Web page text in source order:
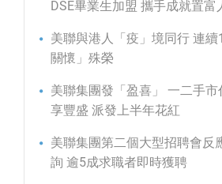
DSE畢業生加盟 攜手成就置富
美聯與港人「疫」境同行 連
關懷」殊榮
美聯集團發「盈喜」 一二手
享豐盛 派發上半年花紅
美聯集團第二個大型招聘會反
詢 逾5成求職者即時獲聘